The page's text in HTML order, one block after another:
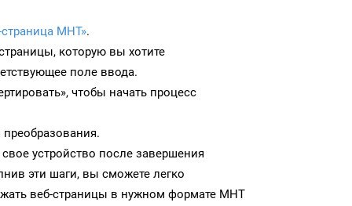
страница MHT».
которую вы хотите
поле ввода.
чтобы начать процесс
устройство после завершения
эти шаги, вы сможете легко
веб-страницы в нужном формате MHT